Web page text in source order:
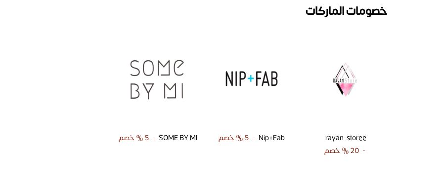
خصومات الماركات
rayan-storee
-
20 % خصم
Nip+Fab
-
5 % خصم SOME BY MI
-
5 % خصم